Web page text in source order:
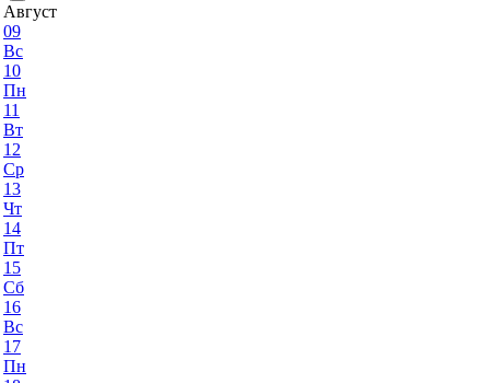
Август
09
Вс
10
Пн
11
Вт
12
Ср
13
Чт
14
Пт
15
Сб
16
Вс
17
Пн